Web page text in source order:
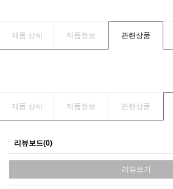
제품 상세 제품정보 관련상품
제품 상세 제품정보 관련상품
리뷰보드(0)
리뷰쓰기